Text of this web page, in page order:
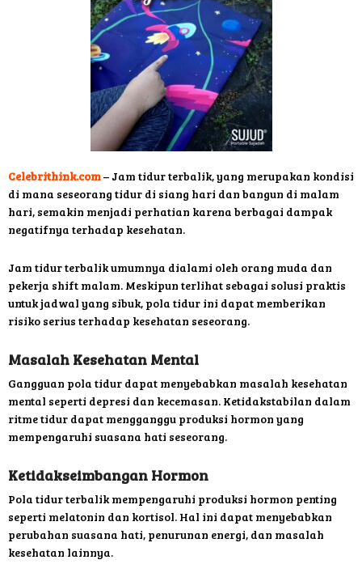
Celebrithink.com– Jam tidur terbalik, yang merupakan kondisi
di mana seseorang tidur di siang hari dan bangun di malam
hari, semakin menjadi perhatian karena berbagai dampak
negatifnya terhadap kesehatan.
Jam tidur terbalik umumnya dialami oleh orang muda dan
pekerja shift malam. Meskipun terlihat sebagai solusi praktis
untuk jadwal yang sibuk, pola tidur ini dapat memberikan
risiko serius terhadap kesehatan seseorang.
Masalah Kesehatan Mental
Gangguan pola tidur dapat menyebabkan masalah kesehatan
mental seperti depresi dan kecemasan. Ketidakstabilan dalam
ritme tidur dapat mengganggu produksi hormon yang
mempengaruhi suasana hati seseorang.
Ketidakseimbangan Hormon
Pola tidur terbalik mempengaruhi produksi hormon penting
seperti melatonin dan kortisol. Hal ini dapat menyebabkan
perubahan suasana hati, penurunan energi, dan masalah
kesehatan lainnya.